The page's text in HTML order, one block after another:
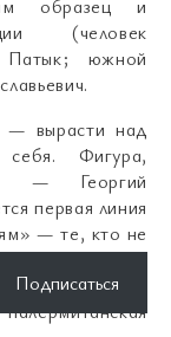
образец и
(человек
южной
— вырасти над
Фигура,
— Георгий
первая линия
— те, кто не
но стали
как результат
Подписаться